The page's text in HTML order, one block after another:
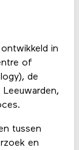
in
of
de
tussen
en